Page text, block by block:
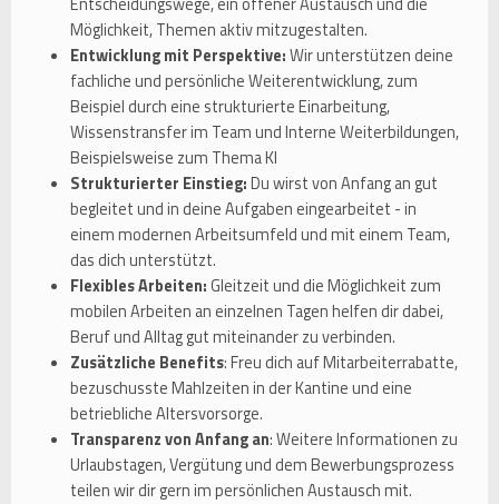
Möglichkeit, Themen aktiv mitzugestalten.
Entwicklung mit Perspektive:Wir unterstützen deine
fachliche und persönliche Weiterentwicklung, zum
Beispiel durch eine strukturierte Einarbeitung,
Wissenstransfer im Team und Interne Weiterbildungen,
Beispielsweise zum Thema KI
Strukturierter Einstieg:Du wirst von Anfang an gut
begleitet und in deine Aufgaben eingearbeitet - in
einem modernen Arbeitsumfeld und mit einem Team,
das dich unterstützt.
Flexibles Arbeiten:Gleitzeit und die Möglichkeit zum
mobilen Arbeiten an einzelnen Tagen helfen dir dabei,
Beruf und Alltag gut miteinander zu verbinden.
Zusätzliche Benefits: Freu dich auf Mitarbeiterrabatte,
bezuschusste Mahlzeiten in der Kantine und eine
betriebliche Altersvorsorge.
Transparenz von Anfang an: Weitere Informationen zu
Urlaubstagen, Vergütung und dem Bewerbungsprozess
teilen wir dir gern im persönlichen Austausch mit.